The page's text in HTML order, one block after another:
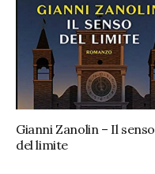
Gianni Zanolin – Il senso
del limite